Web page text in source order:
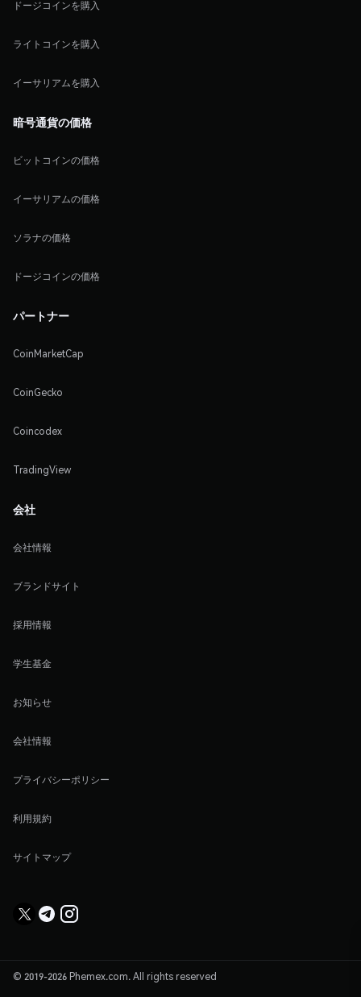
ドージコインを購入
ライトコインを購入
イーサリアムを購入
暗号通貨の価格
ビットコインの価格
イーサリアムの価格
ソラナの価格
ドージコインの価格
パートナー
CoinMarketCap
CoinGecko
Coincodex
TradingView
会社
会社情報
ブランドサイト
採用情報
学生基金
お知らせ
会社情報
プライバシーポリシー
利用規約
サイトマップ
© 2019-2026 Phemex.com. All rights reserved